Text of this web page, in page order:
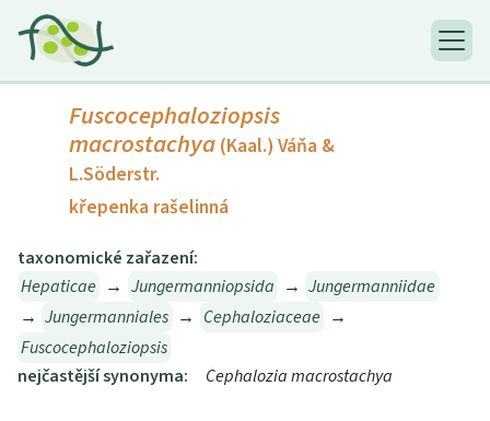
Fuscocephaloziopsis
macrostachya (Kaal.) Váňa &
L.Söderstr.
křepenka rašelinná
taxonomické zařazení:
Hepaticae → Jungermanniopsida → Jungermanniidae
→ Jungermanniales → Cephaloziaceae →
Fuscocephaloziopsis
nejčastější synonyma:
Cephalozia macrostachya